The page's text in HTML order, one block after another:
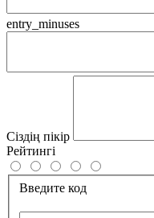
entry_minuses
Сіздің пікір
Рейтингі
Введите код